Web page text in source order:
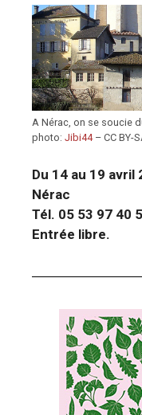
A Nérac, on se soucie
photo: Jibi44– CC BY-
Du 14 au 19 avril
Nérac
Tél. 05 53 97 40
Entrée libre.